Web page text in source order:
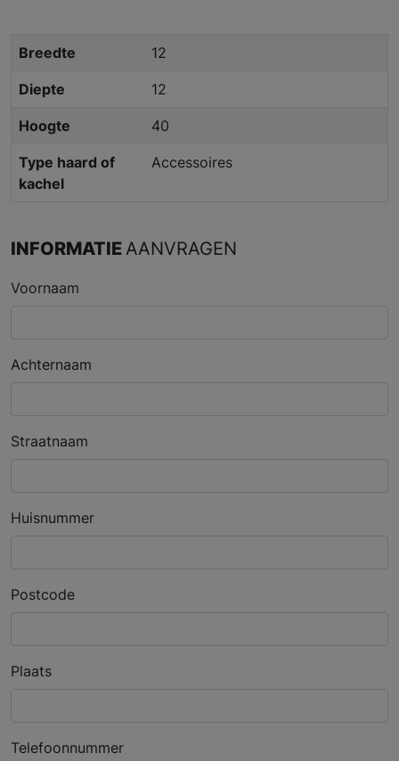
Breedte 12
Diepte 12
Hoogte 40
Type haard of
kachel
Accessoires
INFORMATIEAANVRAGEN
Voornaam
Achternaam
Straatnaam
Huisnummer
Postcode
Plaats
Telefoonnummer